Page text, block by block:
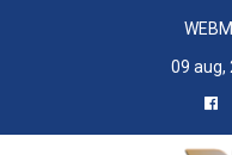
09 aug,